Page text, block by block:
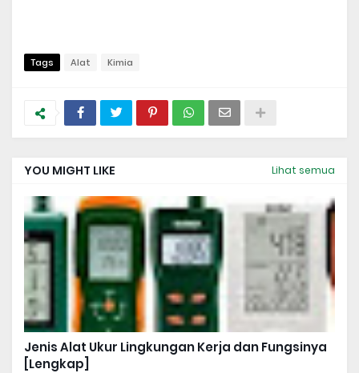
Tags Alat Kimia
YOU MIGHT LIKE Lihat semua
Jenis Alat Ukur Lingkungan Kerja dan Fungsinya
[Lengkap]